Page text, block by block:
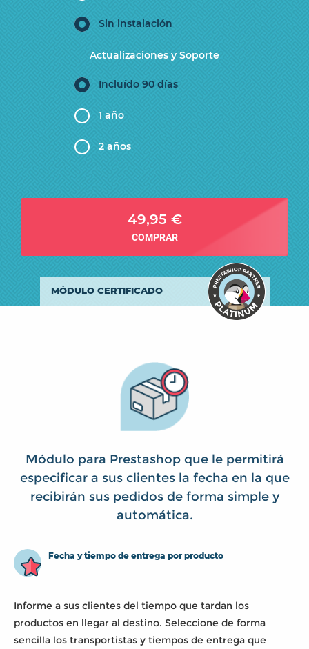
Sin instalación
Actualizaciones y Soporte
Incluído 90 días
1 año
2 años
49,95 €
COMPRAR
MÓDULO CERTIFICADO
Módulo para Prestashop que le permitirá
especificar a sus clientes la fecha en la que
recibirán sus pedidos de forma simple y
automática.
Fecha y tiempo de entrega por producto
Informe a sus clientes del tiempo que tardan los
productos en llegar al destino. Seleccione de forma
sencilla los transportistas y tiempos de entrega que